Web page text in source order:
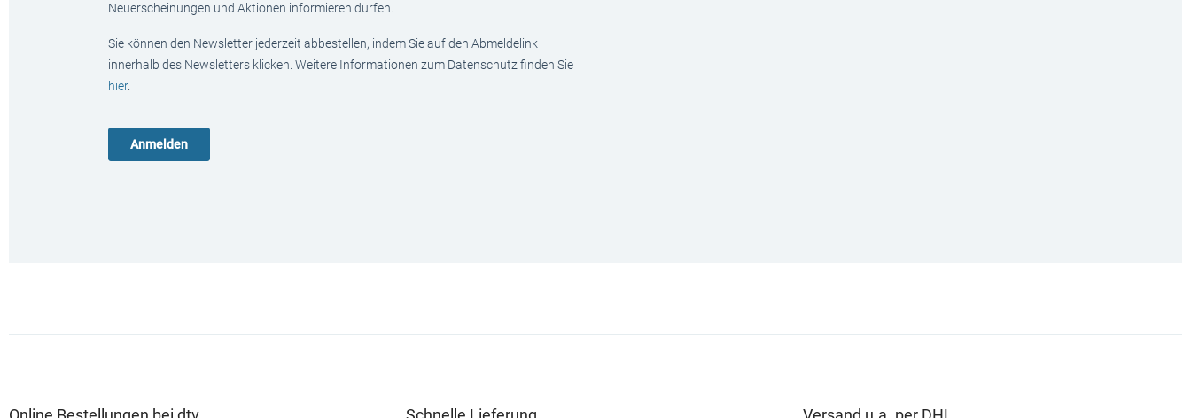
Neuerscheinungen und Aktionen informieren dürfen.
Sie können den Newsletter jederzeit abbestellen, indem Sie auf den Abmeldelink
innerhalb des Newsletters klicken. Weitere Informationen zum Datenschutz finden Sie
hier.